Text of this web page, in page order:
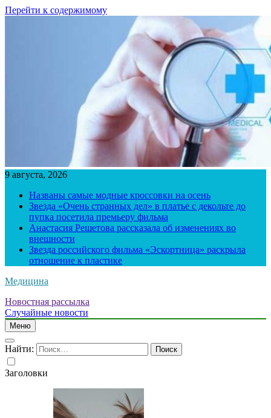
Перейти к содержимому
9 августа, 2026
Названы самые модные кроссовки на осень
Звезда «Очень странных дел» в платье с декольте до
пупка посетила премьеру фильма
Анастасия Решетова рассказала об изменениях во
внешности
Звезда российского фильма «Эскортница» раскрыла
отношение к пластике
Медицина
Новостная рассылка
Случайные новости
Меню
Найти:
Заголовки